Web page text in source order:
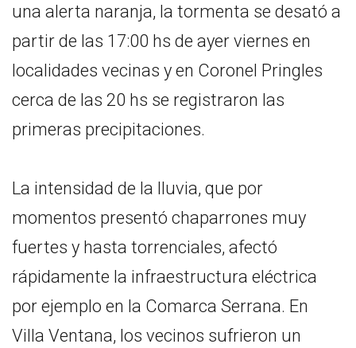
una alerta naranja, la tormenta se desató a
partir de las 17:00 hs de ayer viernes en
localidades vecinas y en Coronel Pringles
cerca de las 20 hs se registraron las
primeras precipitaciones.
La intensidad de la lluvia, que por
momentos presentó chaparrones muy
fuertes y hasta torrenciales, afectó
rápidamente la infraestructura eléctrica
por ejemplo en la Comarca Serrana. En
Villa Ventana, los vecinos sufrieron un